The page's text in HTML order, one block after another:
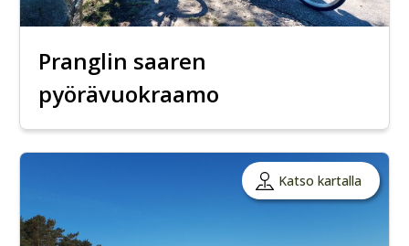
Pranglin saaren
pyörävuokraamo
Katso kartalla